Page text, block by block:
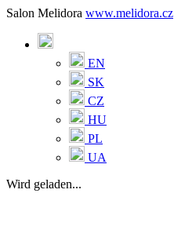
Salon Melidora www.melidora.cz
EN
SK
CZ
HU
PL
UA
Wird geladen...